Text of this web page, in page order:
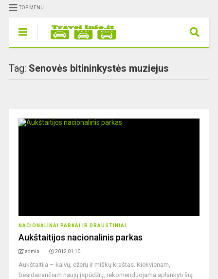
TOP MENU
Tag: Senovės bitininkystės muziejus
NACIONALINAI PARKAI IR DRAUSTINIAI
Aukštaitijos nacionalinis parkas
admin 2012 01 10
Aukštaitija – kalvų, ežerų ir miškų kraštas. Kiekvienam,
besidairančiam naujų įspūdžių, rekomenduojama aplankyti šią